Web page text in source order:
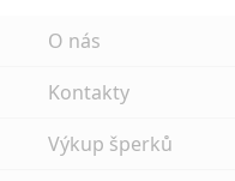
O nás
Kontakty
Výkup šperků